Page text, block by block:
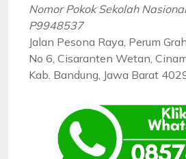
Nomor Pokok Sekolah
P9948537
Jalan Pesona Raya, Perum
No 6, Cisaranten Wetan,
Kab. Bandung, Jawa Barat